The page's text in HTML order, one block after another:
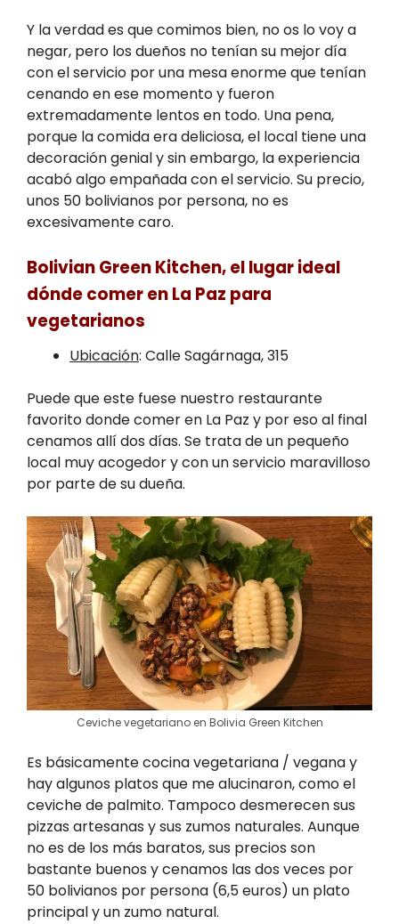
Y la verdad es que comimos bien, no os lo voy a
negar, pero los dueños no tenían su mejor día
con el servicio por una mesa enorme que tenían
cenando en ese momento y fueron
extremadamente lentos en todo. Una pena,
porque la comida era deliciosa, el local tiene una
decoración genial y sin embargo, la experiencia
acabó algo empañada con el servicio. Su precio,
unos 50 bolivianos por persona, no es
excesivamente caro.
Bolivian Green Kitchen, el lugar ideal
dónde comer en La Paz para
vegetarianos
Ubicación: Calle Sagárnaga, 315
Puede que este fuese nuestro restaurante
favorito donde comer en La Paz y por eso al final
cenamos allí dos días. Se trata de un pequeño
local muy acogedor y con un servicio maravilloso
por parte de su dueña.
Ceviche vegetariano en Bolivia Green Kitchen
Es básicamente cocina vegetariana / vegana y
hay algunos platos que me alucinaron, como el
ceviche de palmito. Tampoco desmerecen sus
pizzas artesanas y sus zumos naturales. Aunque
no es de los más baratos, sus precios son
bastante buenos y cenamos las dos veces por
50 bolivianos por persona (6,5 euros) un plato
principal y un zumo natural.